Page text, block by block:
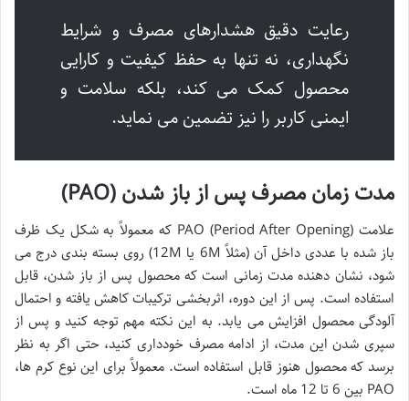
رعایت دقیق هشدارهای مصرف و شرایط
نگهداری، نه تنها به حفظ کیفیت و کارایی
محصول کمک می کند، بلکه سلامت و
ایمنی کاربر را نیز تضمین می نماید.
مدت زمان مصرف پس از باز شدن (PAO)
علامت PAO (Period After Opening) که معمولاً به شکل یک ظرف
باز شده با عددی داخل آن (مثلاً 6M یا 12M) روی بسته بندی درج می
شود، نشان دهنده مدت زمانی است که محصول پس از باز شدن، قابل
استفاده است. پس از این دوره، اثربخشی ترکیبات کاهش یافته و احتمال
آلودگی محصول افزایش می یابد. به این نکته مهم توجه کنید و پس از
سپری شدن این مدت، از ادامه مصرف خودداری کنید، حتی اگر به نظر
برسد که محصول هنوز قابل استفاده است. معمولاً برای این نوع کرم ها،
PAO بین 6 تا 12 ماه است.